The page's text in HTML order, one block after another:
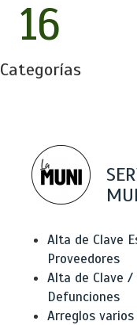
16
Categorías
Alta de Clave
Proveedores
Alta de Clave /
Defunciones
Arreglos